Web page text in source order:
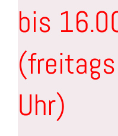
bis
Uhr)